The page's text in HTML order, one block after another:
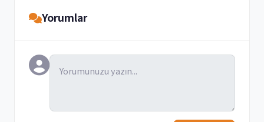
Yorumlar